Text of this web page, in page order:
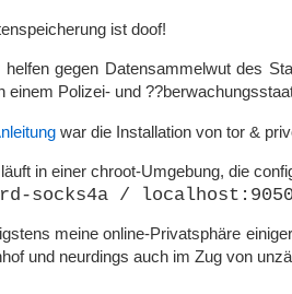
ist doof!
gegen Datensammelwut des
einem Polizei- und
war die Installation von tor &
in einer chroot-Umgebung, die
socks4a /
meine online-Privatsphäre
und neurdings auch im Zug von